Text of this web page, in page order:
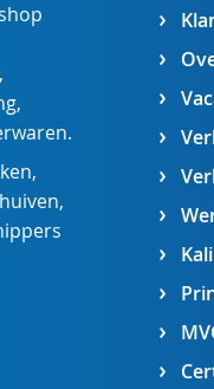
,
,
.
,
,